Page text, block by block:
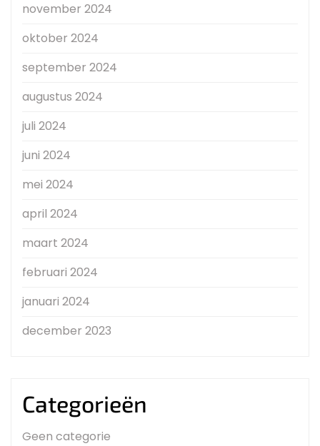
november 2024
oktober 2024
september 2024
augustus 2024
juli 2024
juni 2024
mei 2024
april 2024
maart 2024
februari 2024
januari 2024
december 2023
Categorieën
Geen categorie